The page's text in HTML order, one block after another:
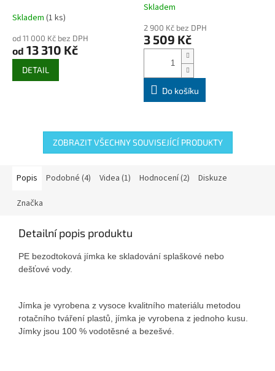
poklop ZDARMA
Skladem (1 ks)
od 11 000 Kč bez DPH
od 13 310 Kč
DETAIL
Průměrné
produktu
je
5
hvězdiček.
Skladem
2 900 Kč bez DPH
3 509 Kč
Do košíku
ZOBRAZIT VŠECHNY SOUVISEJÍCÍ PRODUKTY
Popis Podobné (4) Videa (1) Hodnocení (2) Diskuze
Značka
Detailní popis produktu
PE bezodtoková jímka ke skladování splaškové nebo
dešťové vody.
Jímka je vyrobena z vysoce kvalitního materiálu metodou
rotačního tváření plastů, jímka je vyrobena z jednoho kusu.
Jímky jsou 100 % vodotěsné a bezešvé.